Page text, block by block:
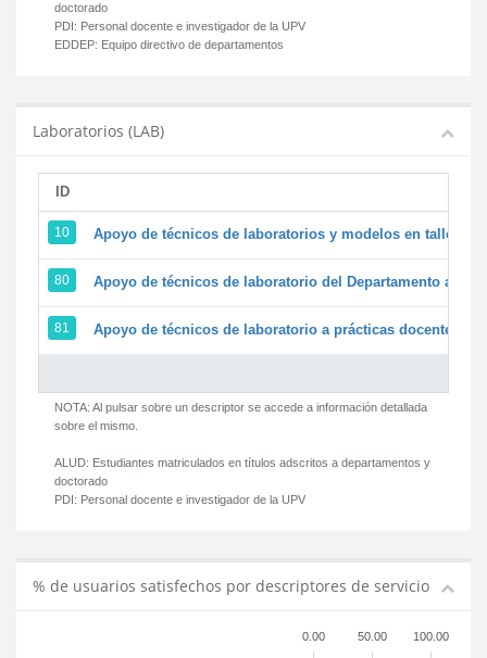
doctorado
PDI: Personal docente e investigador de la UPV
EDDEP: Equipo directivo de departamentos
Laboratorios (LAB)
ID
10 Apoyo de técnicos de laboratorios y modelos en
80 Apoyo de técnicos de laboratorio del Departamento a la
81 Apoyo de técnicos de laboratorio a prácticas docentes y
NOTA: Al pulsar sobre un descriptor se accede a información detallada
sobre el mismo.
ALUD: Estudiantes matriculados en títulos adscritos a departamentos y
doctorado
PDI: Personal docente e investigador de la UPV
% de usuarios satisfechos por descriptores de servicio
0.00 50.00 100.00